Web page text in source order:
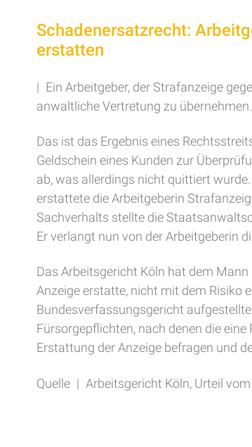
Schadenersatzrecht:
erstatten
| Ein Arbeitgeber, der Strafanzeige
anwaltliche Vertretung zu
Das ist das Ergebnis eines
Geldschein eines Kunden zur
ab, was allerdings nicht quittiert
erstattete die Arbeitgeberin
Sachverhalts stellte die
Er verlangt nun von der Arbeitgeberin
Das Arbeitsgericht Köln hat dem
Anzeige erstatte, nicht mit dem Risiko
Bundesverfassungsgericht
Fürsorgepflichten, nach denen die
Erstattung der Anzeige befragen und
Quelle | Arbeitsgericht Köln, Urteil